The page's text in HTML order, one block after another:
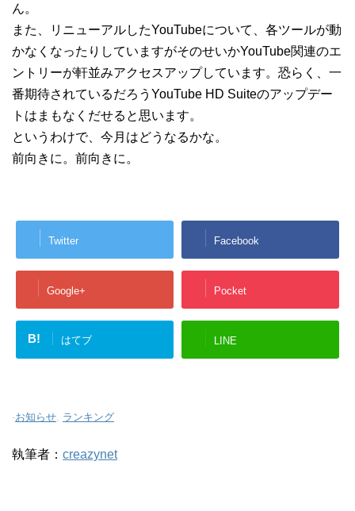
ん。
また、リニューアルしたYouTubeについて、各ツールが動
かなくなったりしていますがそのせいかYouTube関連のエ
ントリーが軒並みアクセスアップしています。恐らく、一
番期待されているだろうYouTube HD Suiteのアップデー
トはまもなくだせると思います。
というわけで、今月はどうなるかな。
前向きに。前向きに。
Twitter Facebook
Google+ Pocket
B! はてブ LINE
-お知らせ, ランキング
執筆者： creazynet